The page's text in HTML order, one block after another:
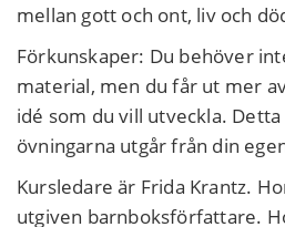
mellan gott och ont, liv och
Förkunskaper: Du behöver
material, men du får ut mer
idé som du vill utveckla.
övningarna utgår från din
Kursledare är Frida Krantz.
utgiven barnboksförfattare.